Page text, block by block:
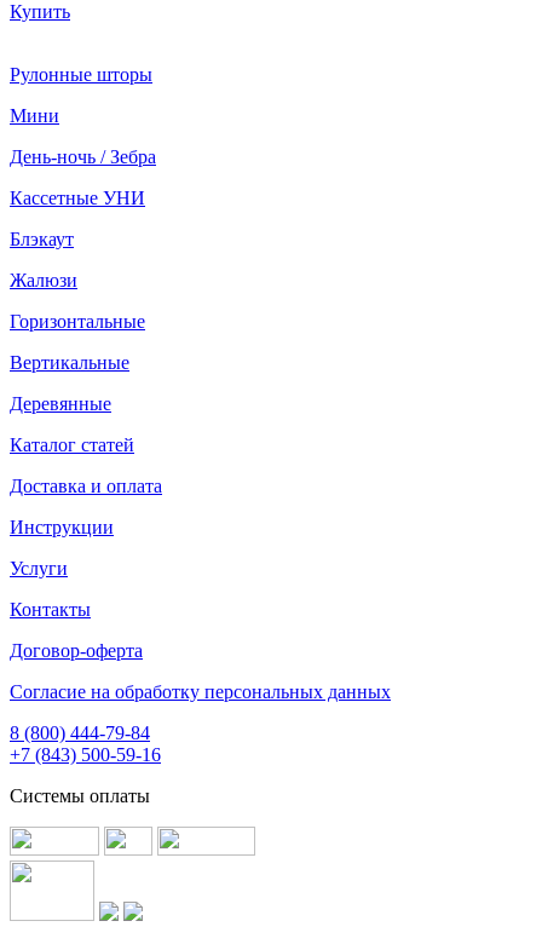
Купить
Рулонные шторы
Мини
День-ночь / Зебра
Кассетные УНИ
Блэкаут
Жалюзи
Горизонтальные
Вертикальные
Деревянные
Каталог статей
Доставка и оплата
Инструкции
Услуги
Контакты
Договор-оферта
Согласие на обработку персональных данных
8 (800) 444-79-84
+7 (843) 500-59-16
Системы оплаты